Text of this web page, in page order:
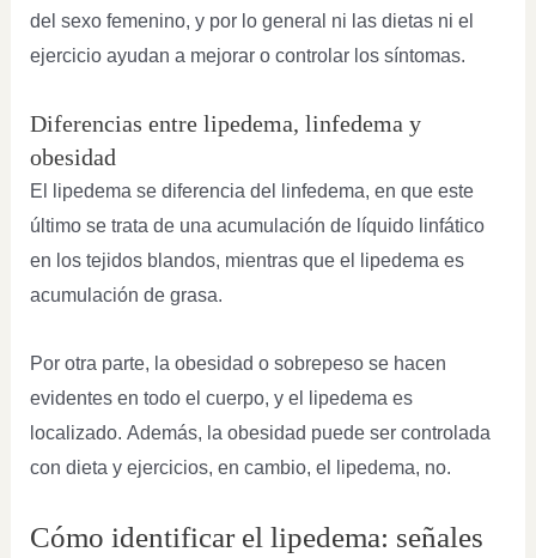
del sexo femenino, y por lo general ni las dietas ni el
ejercicio ayudan a mejorar o controlar los síntomas.
Diferencias entre lipedema, linfedema y
obesidad
El lipedema se diferencia del linfedema, en que este
último se trata de una acumulación de líquido linfático
en los tejidos blandos, mientras que el lipedema es
acumulación de grasa.
Por otra parte, la obesidad o sobrepeso se hacen
evidentes en todo el cuerpo, y el lipedema es
localizado. Además, la obesidad puede ser controlada
con dieta y ejercicios, en cambio, el lipedema, no.
Cómo identificar el lipedema: señales